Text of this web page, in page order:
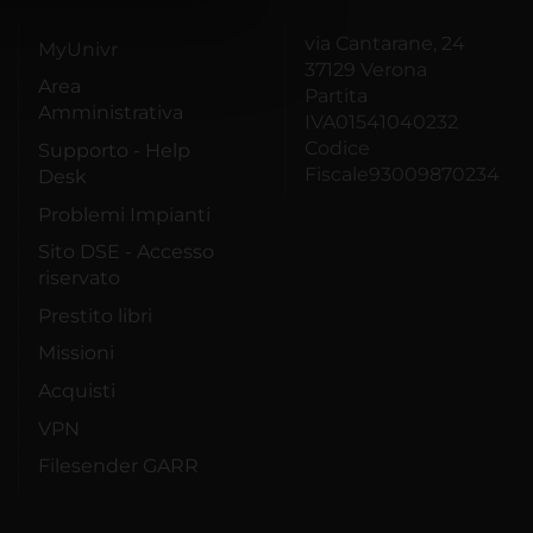
MyUnivr
Area
Amministrativa
Supporto - Help
Desk
Problemi Impianti
Sito DSE - Accesso
riservato
Prestito libri
Missioni
Acquisti
VPN
Filesender GARR
via Cantarane, 24
37129 Verona
Partita
IVA01541040232
Codice
Fiscale93009870234